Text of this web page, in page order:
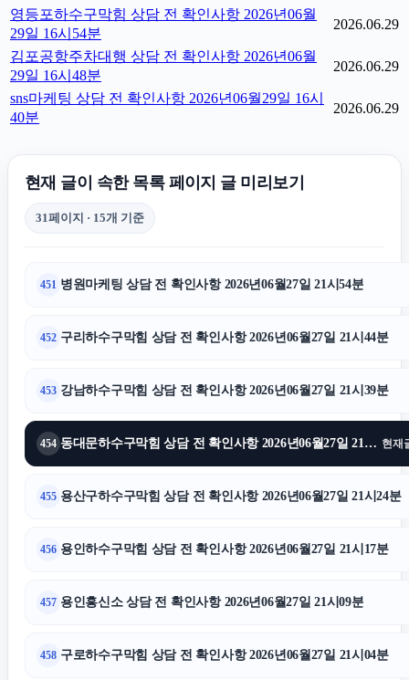
영등포하수구막힘 상담 전 확인사항 2026년06월
29일 16시54분
2026.06.29
김포공항주차대행 상담 전 확인사항 2026년06월
29일 16시48분
2026.06.29
sns마케팅 상담 전 확인사항 2026년06월29일 16시
40분
2026.06.29
현재 글이 속한 목록 페이지 글 미리보기
31페이지 · 15개 기준
451 병원마케팅 상담 전 확인사항 2026년06월27일 21시54분
452 구리하수구막힘 상담 전 확인사항 2026년06월27일 21시44분
453 강남하수구막힘 상담 전 확인사항 2026년06월27일 21시39분
454 동대문하수구막힘 상담 전 확인사항 2026년06월27일 21시34분 현재
455 용산구하수구막힘 상담 전 확인사항 2026년06월27일 21시24분
456 용인하수구막힘 상담 전 확인사항 2026년06월27일 21시17분
457 용인흥신소 상담 전 확인사항 2026년06월27일 21시09분
458 구로하수구막힘 상담 전 확인사항 2026년06월27일 21시04분